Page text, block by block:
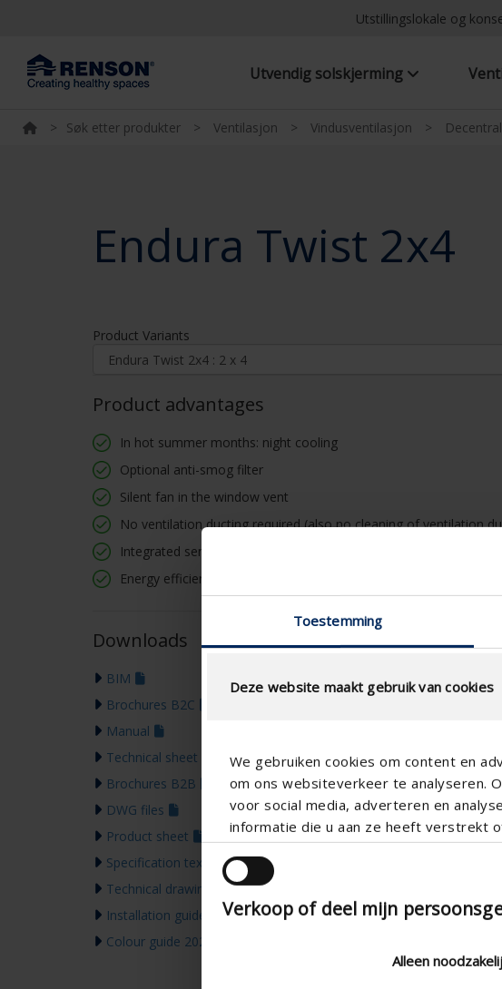
Toestemming
Deze website maakt gebruik van cookies
We gebruiken cookies om content en
om ons websiteverkeer te analyseren.
voor social media, adverteren en
informatie die u aan ze heeft verstrekt
Verkoop of deel mijn
Alleen
Utstillingslokale og
Utvendig solskjerming
> Søk etter produkter > Ventilasjon > Vindusventilasjon >
Endura Twist 2x4
Product Variants
Product advantages
In hot summer months: night cooling
Optional anti-smog filter
Silent fan in the window vent
No ventilation ducting required (also no cleaning of ventilation
Integrated sensors
Energy efficient consumption
Downloads
BIM
Brochures B2C
Manual
Technical sheet
Brochures B2B
DWG files
Product sheet
Specification text
Technical drawing
Installation guide
Colour guide 2026